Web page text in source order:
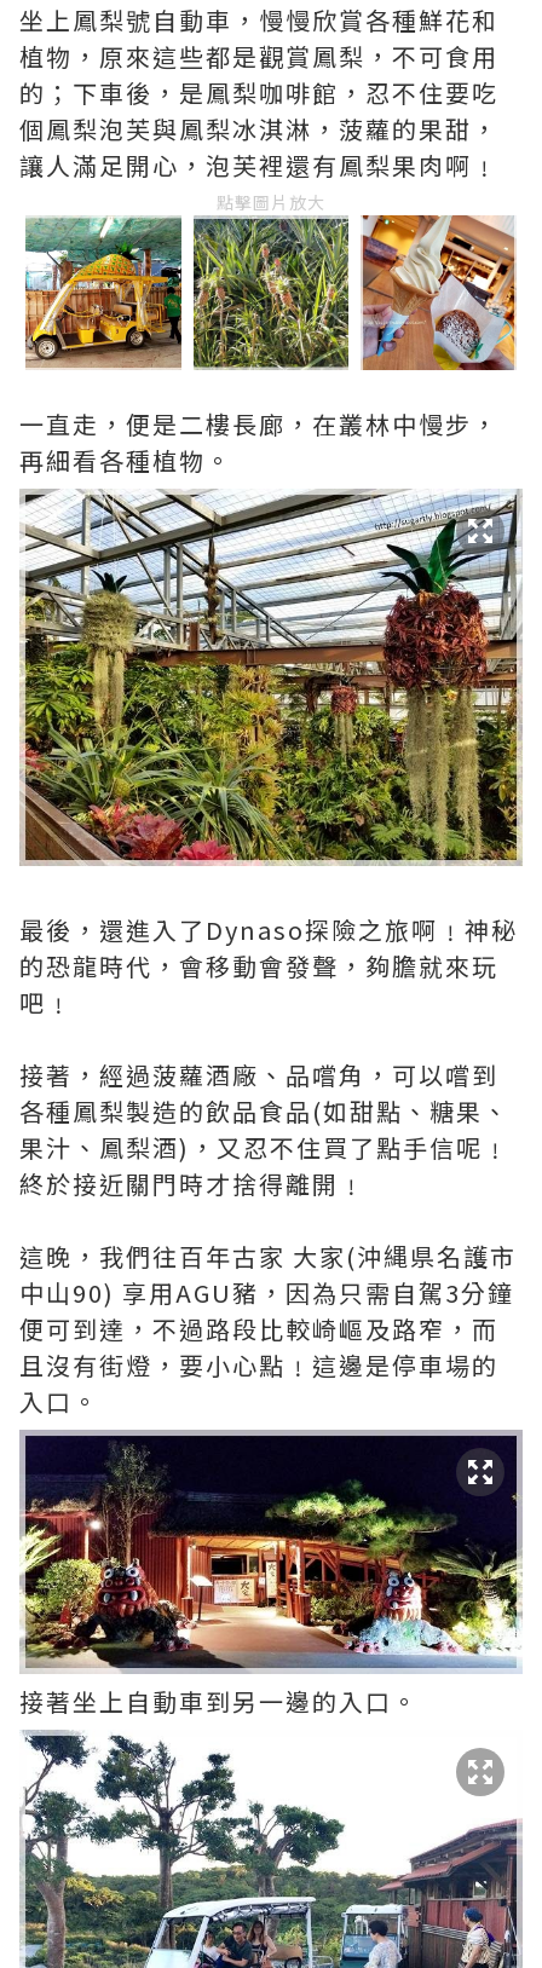
坐上鳳梨號自動車，慢慢欣賞各種鮮花和
植物，原來這些都是觀賞鳳梨，不可食用
的；下車後，是鳳梨咖啡館，忍不住要吃
個鳳梨泡芙與鳳梨冰淇淋，菠蘿的果甜，
讓人滿足開心，泡芙裡還有鳳梨果肉啊﹗
點擊圖片放大
一直走，便是二樓長廊，在叢林中慢步，
再細看各種植物。
最後，還進入了Dynaso探險之旅啊﹗神秘
的恐龍時代，會移動會發聲，夠膽就來玩
吧﹗
接著，經過菠蘿酒廠、品嚐角，可以嚐到
各種鳳梨製造的飲品食品(如甜點、糖果、
果汁、鳳梨酒)，又忍不住買了點手信呢﹗
終於接近關門時才捨得離開﹗
這晚，我們往百年古家 大家(沖縄県名護市
中山90) 享用AGU豬，因為只需自駕3分鐘
便可到達，不過路段比較崎嶇及路窄，而
且沒有街燈，要小心點﹗這邊是停車場的
入口。
接著坐上自動車到另一邊的入口。